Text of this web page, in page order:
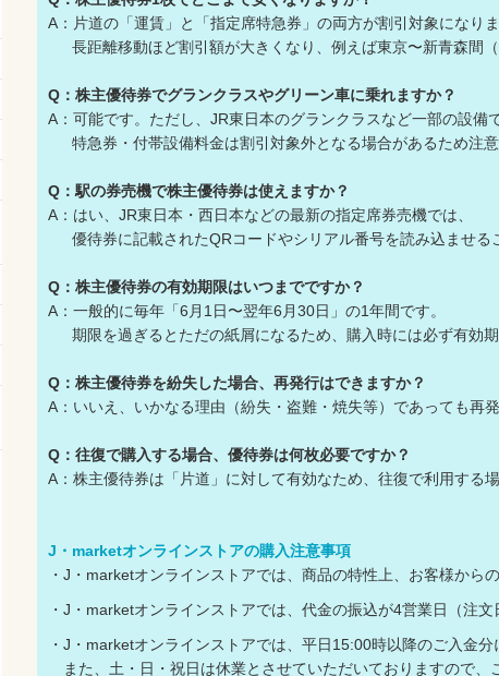
A：片道の「運賃」と「指定席特急券」の両方が割引対象になりま
長距離移動ほど割引額が大きくなり、例えば東京〜新青森間（
Q：株主優待券でグランクラスやグリーン車に乗れますか？
A：可能です。ただし、JR東日本のグランクラスなど一部の設備
特急券・付帯設備料金は割引対象外となる場合があるため注意
Q：駅の券売機で株主優待券は使えますか？
A：はい、JR東日本・西日本などの最新の指定席券売機では、
優待券に記載されたQRコードやシリアル番号を読み込ませる
Q：株主優待券の有効期限はいつまでですか？
A：一般的に毎年「6月1日〜翌年6月30日」の1年間です。
期限を過ぎるとただの紙屑になるため、購入時には必ず有効期
Q：株主優待券を紛失した場合、再発行はできますか？
A：いいえ、いかなる理由（紛失・盗難・焼失等）であっても再発
Q：往復で購入する場合、優待券は何枚必要ですか？
A：株主優待券は「片道」に対して有効なため、往復で利用する
J・marketオンラインストアの購入注意事項
・J・marketオンラインストアでは、商品の特性上、お客様から
・J・marketオンラインストアでは、代金の振込が4営業日（注
・J・marketオンラインストアでは、平日15:00時以降のご入金
また、土・日・祝日は休業とさせていただいておりますので